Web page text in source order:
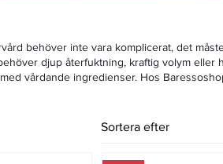
behöver inte vara komplicerat, det
djup återfuktning, kraftig volym eller
vårdande ingredienser. Hos
Sortera efter